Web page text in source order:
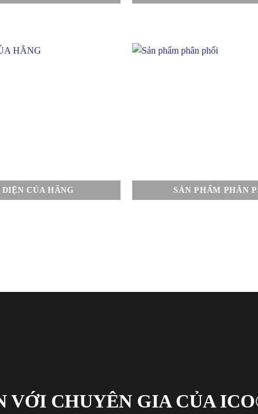
CỦA HÃNG SẢN PHẨM PHÂN
VỚI CHUYÊN GIA CỦA